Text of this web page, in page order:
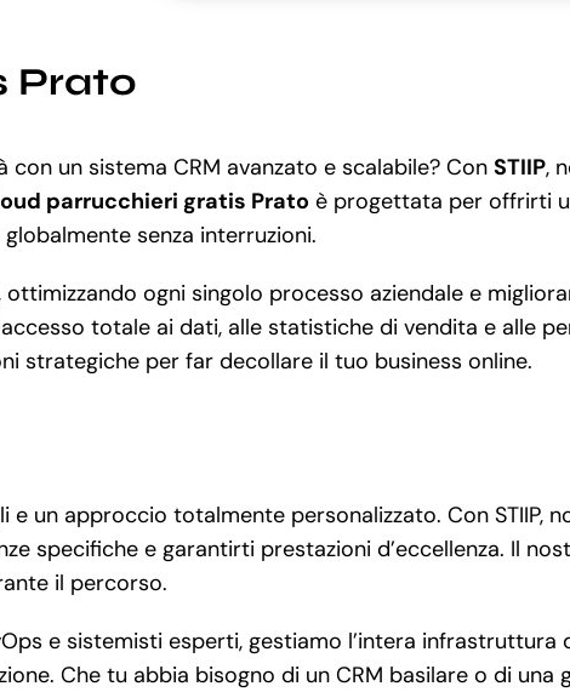
Prato
un sistema CRM avanzato e scalabile? Con STIIP,
parrucchieri gratis Prato è progettata per offrirti
senza interruzioni.
ogni singolo processo aziendale e
totale ai dati, alle statistiche di vendita e alle
strategiche per far decollare il tuo business online.
un approccio totalmente personalizzato. Con STIIP,
specifiche e garantirti prestazioni d’eccellenza. Il
il percorso.
e sistemisti esperti, gestiamo l’intera infrastruttura
Che tu abbia bisogno di un CRM basilare o di una